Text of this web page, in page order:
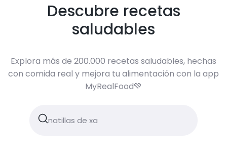
Descubre recetas
saludables
Explora más de 200.000 recetas saludables, hechas
con comida real y mejora tu alimentación con la app
MyRealFood💚